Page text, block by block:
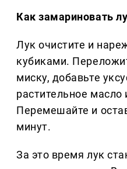
Как замариновать
Лук очистите и
кубиками.
миску, добавьте
растительное
Перемешайте и
минут.
За это время лук